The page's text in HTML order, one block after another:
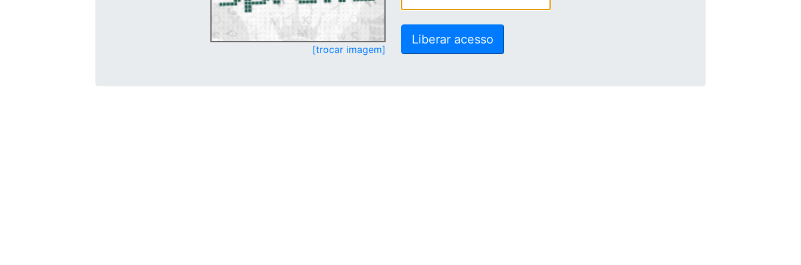
[trocar imagem]